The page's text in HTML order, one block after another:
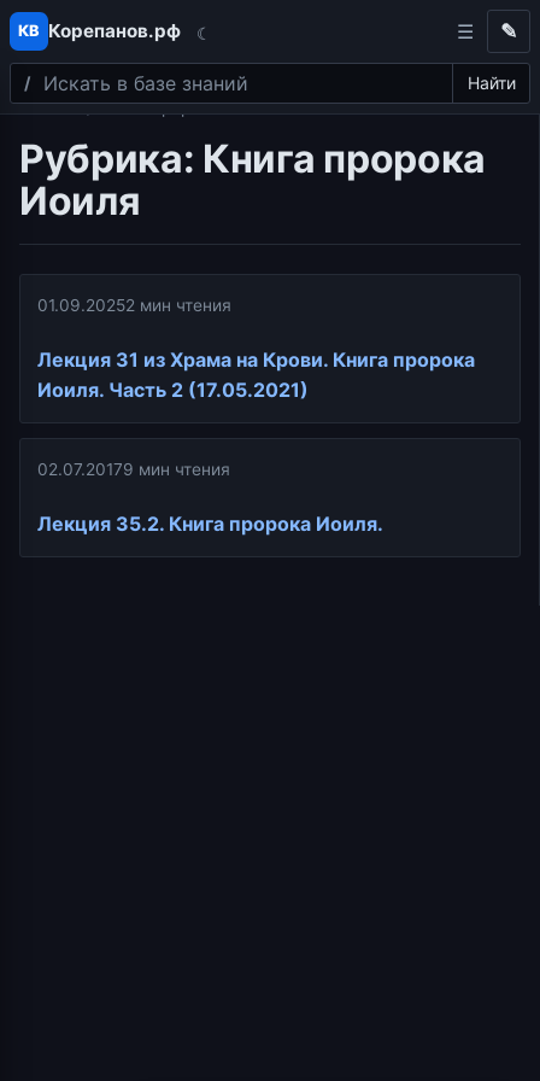
Перейти к содержимому
КВ Корепанов.рф ☾
Поиск Найти
✎
Главная Книга пророка Иоиля
Рубрика: Книга пророка
Иоиля
01.09.20252 мин чтения
Лекция 31 из Храма на Крови. Книга пророка
Иоиля. Часть 2 (17.05.2021)
02.07.20179 мин чтения
Лекция 35.2. Книга пророка Иоиля.